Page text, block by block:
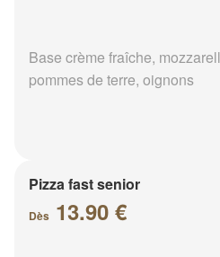
Base crème fraîche,
pommes de terre, oignons
Pizza fast senior
Dès 13.90 €